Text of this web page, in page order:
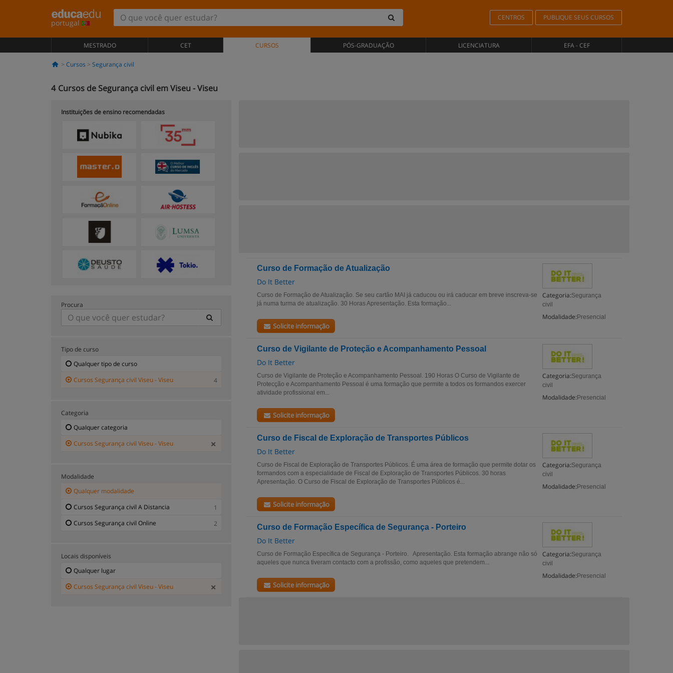
portugal
CENTROS PUBLIQUE SEUS CURSOS
MESTRADO CET CURSOS PÓS-GRADUAÇÃO LICENCIATURA EFA - CEF
Cursos Segurança civil
4 Cursos de Segurança civil em Viseu - Viseu
Curso de Formação de Atualização
Do It Better
Categoria:Segurança
civil
Modalidade: Presencial
Curso de Formação de Atualização. Se seu cartão MAI já caducou ou irá caducar em breve inscreva-se
já numa turma de atualização. 30 Horas Apresentação. Esta formação...
Solicite informação
Curso de Vigilante de Proteção e Acompanhamento Pessoal
Do It Better
Categoria:Segurança
civil
Modalidade: Presencial
Curso de Vigilante de Proteção e Acompanhamento Pessoal. 190 Horas O Curso de Vigilante de
Protecção e Acompanhamento Pessoal é uma formação que permite a todos os formandos exercer
atividade profissional em...
Solicite informação
Curso de Fiscal de Exploração de Transportes Públicos
Do It Better
Categoria:Segurança
civil
Modalidade: Presencial
Curso de Fiscal de Exploração de Transportes Públicos. É uma área de formação que permite dotar os
formandos com a especialidade de Fiscal de Exploração de Transportes Públicos. 30 horas
Apresentação. O Curso de Fiscal de Exploração de Transportes Públicos é...
Solicite informação
Curso de Formação Específica de Segurança - Porteiro
Do It Better
Categoria:Segurança
civil
Modalidade: Presencial
Curso de Formação Específica de Segurança - Porteiro. Apresentação. Esta formação abrange não só
aqueles que nunca tiveram contacto com a profissão, como aqueles que pretendem...
Solicite informação
Instituições de ensino recomendadas
Procura
Tipo de curso
Qualquer tipo de curso
Cursos Segurança civil Viseu - Viseu
4
Categoria
Qualquer categoria
Cursos Segurança civil Viseu - Viseu
Modalidade
Qualquer modalidade
Cursos Segurança civil A Distancia
1
Cursos Segurança civil Online
2
Locais disponíveis
Qualquer lugar
Cursos Segurança civil Viseu - Viseu